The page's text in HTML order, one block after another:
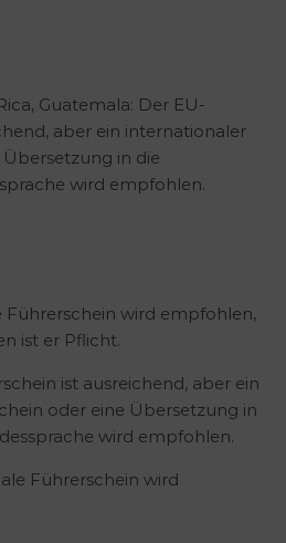
Guatemala: Der EU-
aber ein internationaler
in die
wird empfohlen.
Führerschein wird empfohlen,
ist er Pflicht.
ist ausreichend, aber ein
oder eine Übersetzung in
wird empfohlen.
Führerschein wird